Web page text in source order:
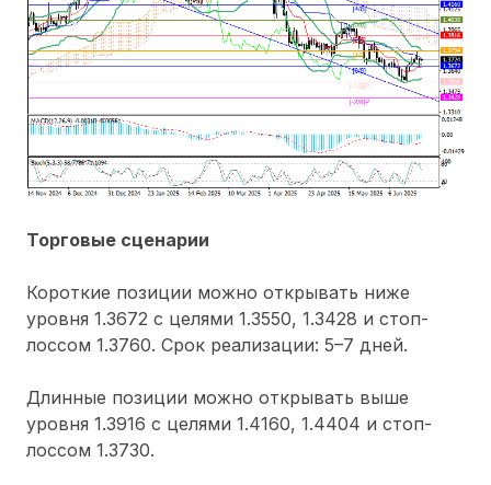
Торговые сценарии
Короткие позиции можно открывать ниже
уровня 1.3672 с целями 1.3550, 1.3428 и стоп-
лоссом 1.3760. Срок реализации: 5–7 дней.
Длинные позиции можно открывать выше
уровня 1.3916 с целями 1.4160, 1.4404 и стоп-
лоссом 1.3730.